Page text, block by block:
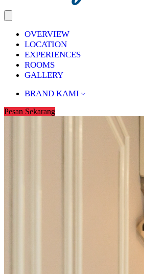
OVERVIEW
LOCATION
EXPERIENCES
ROOMS
GALLERY
BRAND KAMI
Pesan Sekarang